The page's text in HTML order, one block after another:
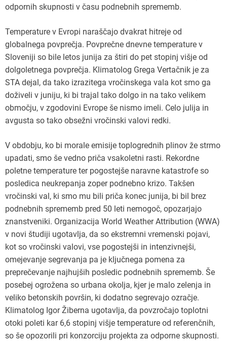
odpornih skupnosti v času podnebnih sprememb.
Temperature v Evropi naraščajo dvakrat hitreje od
globalnega povprečja. Povprečne dnevne temperature v
Sloveniji so bile letos junija za štiri do pet stopinj višje od
dolgoletnega povprečja. Klimatolog Grega Vertačnik je za
STA dejal, da tako izrazitega vročinskega vala kot smo ga
doživeli v juniju, ki bi trajal tako dolgo in na tako velikem
območju, v zgodovini Evrope še nismo imeli. Celo julija in
avgusta so tako obsežni vročinski valovi redki.
V obdobju, ko bi morale emisije toplogrednih plinov že strmo
upadati, smo še vedno priča vsakoletni rasti. Rekordne
poletne temperature ter pogostejše naravne katastrofe so
posledica neukrepanja zoper podnebno krizo. Takšen
vročinski val, ki smo mu bili priča konec junija, bi bil brez
podnebnih sprememb pred 50 leti nemogoč, opozarjajo
znanstveniki. Organizacija World Weather Attribution (WWA)
v novi študiji ugotavlja, da so ekstremni vremenski pojavi,
kot so vročinski valovi, vse pogostejši in intenzivnejši,
omejevanje segrevanja pa je ključnega pomena za
preprečevanje najhujših posledic podnebnih sprememb. Še
posebej ogrožena so urbana okolja, kjer je malo zelenja in
veliko betonskih površin, ki dodatno segrevajo ozračje.
Klimatolog Igor Žiberna ugotavlja, da povzročajo toplotni
otoki poleti kar 6,6 stopinj višje temperature od referenčnih,
so še opozorili pri konzorciju projekta za odporne skupnosti.